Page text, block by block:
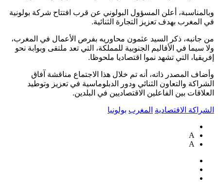
وبالمناسبة، أعلن المسؤول البولوني عن قرب افتتاح شركة بولونية
في المغرب بهدف تعزيز التجارة الثنائية.
من جانبه، ذكر السيد عثمون محاوريه بفرص الأعمال في المغرب،
ولا سيما في الأقاليم الجنوبية للمملكة، التي تعد ملتقى وبوابة نحو
إفريقيا، التي تشهد نموا اقتصاديا ملحوظا.
وأضاف المصدر ذاته، أنه تم خلال هذا الاجتماع مناقشة آفاق
الشراكة والتعاون الثنائي ودور الدبلوماسية في تعزيز وتوطيد
العلاقات بين الفاعلين الاقتصاديين في البلدين.
الشراكة الاقتصادية المغرب بولونيا
A
A